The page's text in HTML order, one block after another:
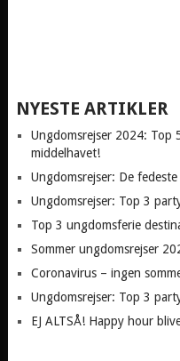
NYESTE ARTIKLER
Ungdomsrejser 2024: Top
middelhavet!
Ungdomsrejser: De
Ungdomsrejser: Top 3
Top 3 ungdomsferie
Sommer ungdomsrejser
Coronavirus – ingen
Ungdomsrejser: Top 3
EJ ALTSÅ! Happy hour